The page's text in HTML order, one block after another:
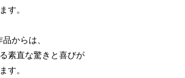
す。
からは、
素直な驚きと喜びが
す。